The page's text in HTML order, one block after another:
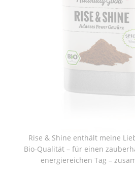
Rise & Shine enthält meine
Bio-Qualität – für einen
energiereichen Tag –